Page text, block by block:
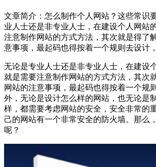
文章简介： 怎么制作个人网站？这些常识
业人士还是非专业人士，在建设个人网站
注意制作网站的方式方法，其次就是得了
意事项，最起码也得按着一个规则去设计
无论是专业人士还是非专业人士，在建设
就是需要注意制作网站的方式方法，其次
网站的注意事项，最起码也得按着一个规
外，无论是设计怎么样的网站，也无论是
样，都需要考虑网站的安全，安全非常的
己的网站有一个非常安全的防火墙。那么
呢？